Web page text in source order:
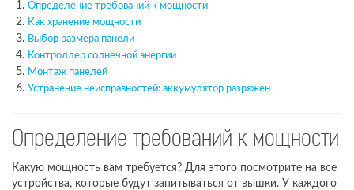
Определение требований к мощности
Как хранение мощности
Выбор размера панели
Контроллер солнечной энергии
Монтаж панелей
Устранение неисправностей: аккумулятор разряжен
Определение требований к мощности
Какую мощность вам требуется? Для этого посмотрите на все
устройства, которые будут запитываться от вышки. У каждого